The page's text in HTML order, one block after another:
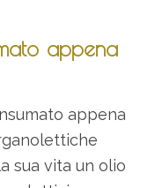
appena
appena
sua vita un olio